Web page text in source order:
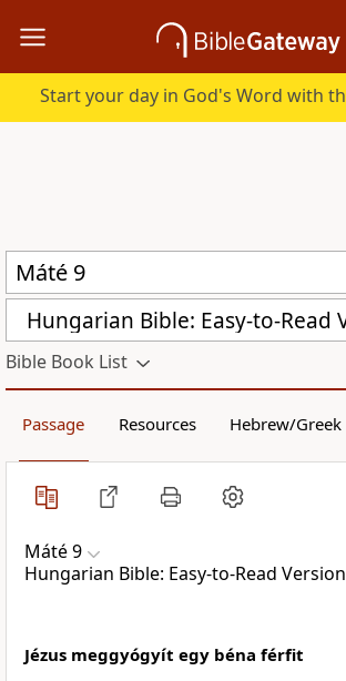
Bible Book List
Passage Resources Hebrew/Greek
Máté 9
Hungarian Bible: Easy-to-Read Version
Jézus meggyógyít egy béna férfit